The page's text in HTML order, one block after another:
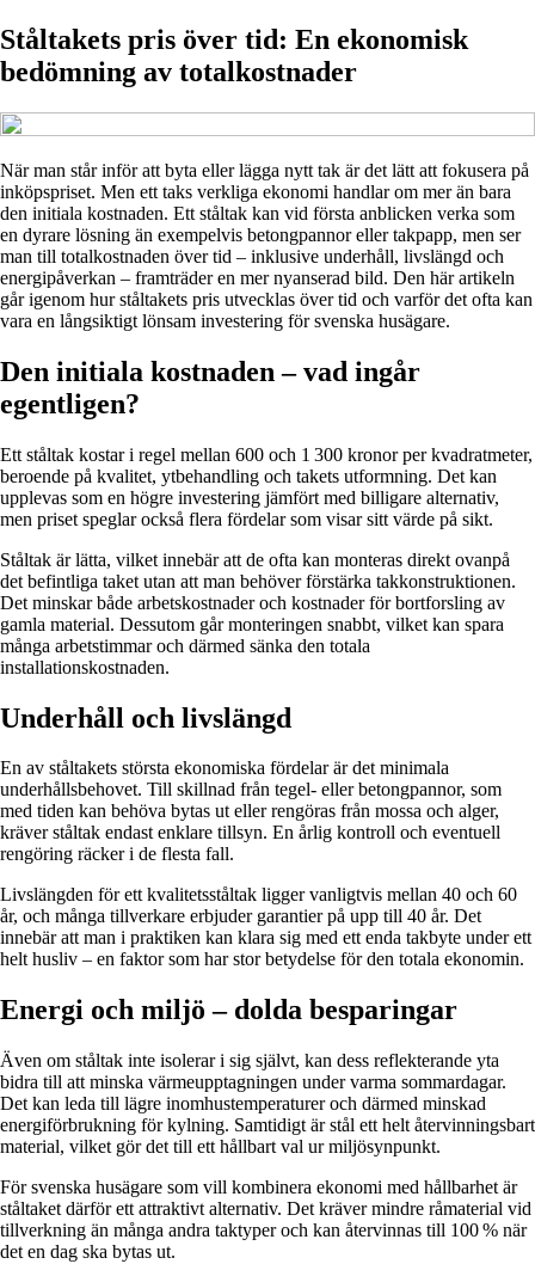
Ståltakets pris över tid: En ekonomisk
bedömning av totalkostnader
När man står inför att byta eller lägga nytt tak är det lätt att fokusera på
inköpspriset. Men ett taks verkliga ekonomi handlar om mer än bara
den initiala kostnaden. Ett ståltak kan vid första anblicken verka som
en dyrare lösning än exempelvis betongpannor eller takpapp, men ser
man till totalkostnaden över tid – inklusive underhåll, livslängd och
energipåverkan – framträder en mer nyanserad bild. Den här artikeln
går igenom hur ståltakets pris utvecklas över tid och varför det ofta kan
vara en långsiktigt lönsam investering för svenska husägare.
Den initiala kostnaden – vad ingår
egentligen?
Ett ståltak kostar i regel mellan 600 och 1 300 kronor per kvadratmeter,
beroende på kvalitet, ytbehandling och takets utformning. Det kan
upplevas som en högre investering jämfört med billigare alternativ,
men priset speglar också flera fördelar som visar sitt värde på sikt.
Ståltak är lätta, vilket innebär att de ofta kan monteras direkt ovanpå
det befintliga taket utan att man behöver förstärka takkonstruktionen.
Det minskar både arbetskostnader och kostnader för bortforsling av
gamla material. Dessutom går monteringen snabbt, vilket kan spara
många arbetstimmar och därmed sänka den totala
installationskostnaden.
Underhåll och livslängd
En av ståltakets största ekonomiska fördelar är det minimala
underhållsbehovet. Till skillnad från tegel- eller betongpannor, som
med tiden kan behöva bytas ut eller rengöras från mossa och alger,
kräver ståltak endast enklare tillsyn. En årlig kontroll och eventuell
rengöring räcker i de flesta fall.
Livslängden för ett kvalitetsståltak ligger vanligtvis mellan 40 och 60
år, och många tillverkare erbjuder garantier på upp till 40 år. Det
innebär att man i praktiken kan klara sig med ett enda takbyte under ett
helt husliv – en faktor som har stor betydelse för den totala ekonomin.
Energi och miljö – dolda besparingar
Även om ståltak inte isolerar i sig självt, kan dess reflekterande yta
bidra till att minska värmeupptagningen under varma sommardagar.
Det kan leda till lägre inomhustemperaturer och därmed minskad
energiförbrukning för kylning. Samtidigt är stål ett helt återvinningsbart
material, vilket gör det till ett hållbart val ur miljösynpunkt.
För svenska husägare som vill kombinera ekonomi med hållbarhet är
ståltaket därför ett attraktivt alternativ. Det kräver mindre råmaterial vid
tillverkning än många andra taktyper och kan återvinnas till 100 % när
det en dag ska bytas ut.